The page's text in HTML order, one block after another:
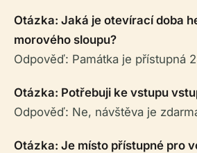
Otázka: Jaká je otevírací doba
morového sloupu?
Odpověď: Památka je přístupná
Otázka: Potřebuji ke vstupu
Odpověď: Ne, návštěva je
Otázka: Je místo přístupné pro